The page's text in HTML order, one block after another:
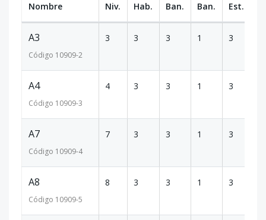
Nombre Niv. Hab. Ban. Ban. Est.
A3
Código 10909-2
3 3 3 1 3
A4
Código 10909-3
4 3 3 1 3
A7
Código 10909-4
7 3 3 1 3
A8
Código 10909-5
8 3 3 1 3